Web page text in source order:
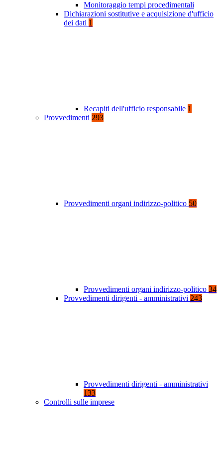
Monitoraggio tempi procedimentali
Dichiarazioni sostitutive e acquisizione d'ufficio
dei dati 1
Recapiti dell'ufficio responsabile 1
Provvedimenti 293
Provvedimenti organi indirizzo-politico 50
Provvedimenti organi indirizzo-politico 34
Provvedimenti dirigenti - amministrativi 243
Provvedimenti dirigenti - amministrativi
133
Controlli sulle imprese